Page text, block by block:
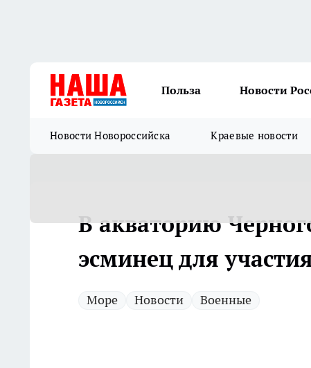
Польза Новости
Новости Новороссийска Краевые новости
В акваторию
эсминец для
Море Новости Военные